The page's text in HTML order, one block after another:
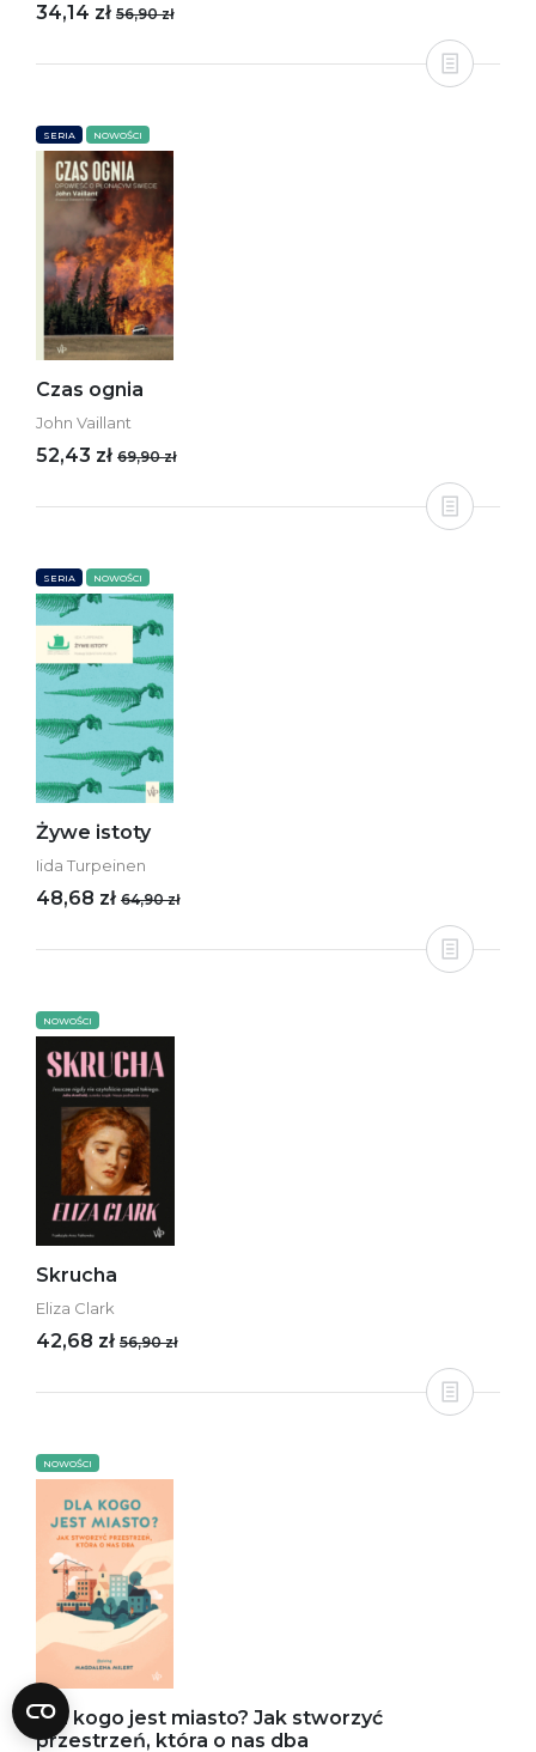
34,14 zł 56,90 zł
SERIA NOWOŚCI
Czas ognia
John Vaillant
52,43 zł 69,90 zł
SERIA NOWOŚCI
Żywe istoty
Iida Turpeinen
48,68 zł 64,90 zł
NOWOŚCI
Skrucha
Eliza Clark
42,68 zł 56,90 zł
NOWOŚCI
Dla kogo jest miasto? Jak stworzyć
przestrzeń, która o nas dba